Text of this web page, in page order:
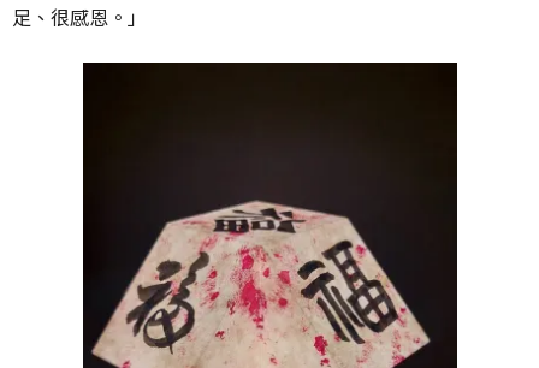
足、很感恩。」